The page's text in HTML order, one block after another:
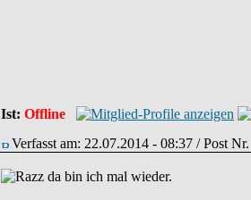
Ist: Offline
Verfasst am: 22.07.2014 - 08:37 / Post
da bin ich mal wieder.